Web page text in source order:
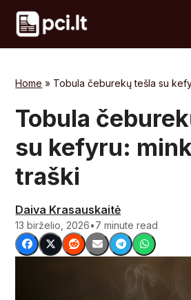
Skip
content
Home » Tobula čeburekų tešla su
Tobula
su kefyru:
traški
Daiva Krasauskaitė
13 birželio, 2026•7 minute read